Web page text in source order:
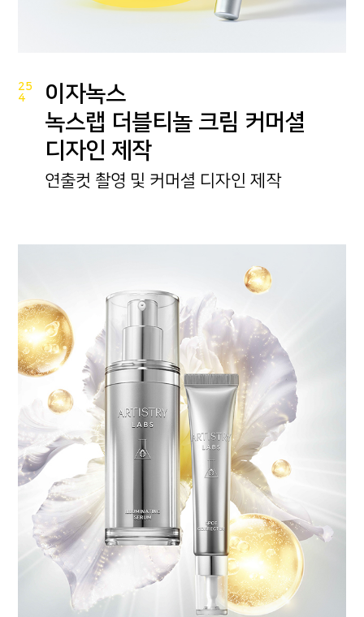
25
4
이자녹스
녹스랩 더블티놀 크림 커머셜
디자인 제작
연출컷 촬영 및 커머셜 디자인 제작